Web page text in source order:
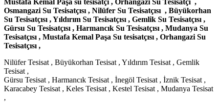
Osmangazi Su Tesisatçısı , Nilüfer Su Tesisatçısı , Büyükorhan
Su Tesisatçısı , Yıldırım Su Tesisatçısı , Gemlik Su Tesisatçısı ,
Gürsu Su Tesisatçısı , Harmancık Su Tesisatçısı , Mudanya Su
Tesisatçısı , Mustafa Kemal Paşa Su tesisatçısı , Orhangazi Su
Tesisatçısı ,
Nilüfer Tesisat , Büyükorhan Tesisat , Yıldırım Tesisat , Gemlik
Tesisat ,
Gürsu Tesisat , Harmancık Tesisat , İnegöl Tesisat , İznik Tesisat ,
Karacabey Tesisat , Keles Tesisat , Kestel Tesisat , Mudanya Tesisat
,